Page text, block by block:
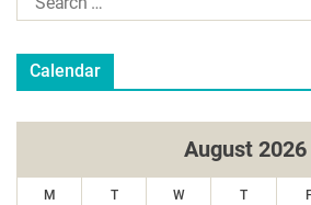
Calendar
August 2026
M T W T